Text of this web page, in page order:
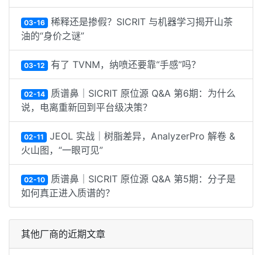
03-16 稀释还是掺假？SICRIT 与机器学习揭开山茶
油的“身价之谜”
03-12 有了 TVNM，纳喷还要靠“手感”吗？
02-14 质谱鼻｜SICRIT 原位源 Q&A 第6期：为什么
说，电离重新回到平台级决策？
02-11 JEOL 实战｜树脂差异，AnalyzerPro 解卷 &
火山图，“一眼可见”
02-10 质谱鼻｜SICRIT 原位源 Q&A 第5期：分子是
如何真正进入质谱的？
其他厂商的近期文章